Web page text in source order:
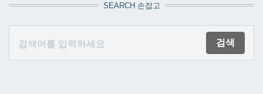
SEARCH 손잡고